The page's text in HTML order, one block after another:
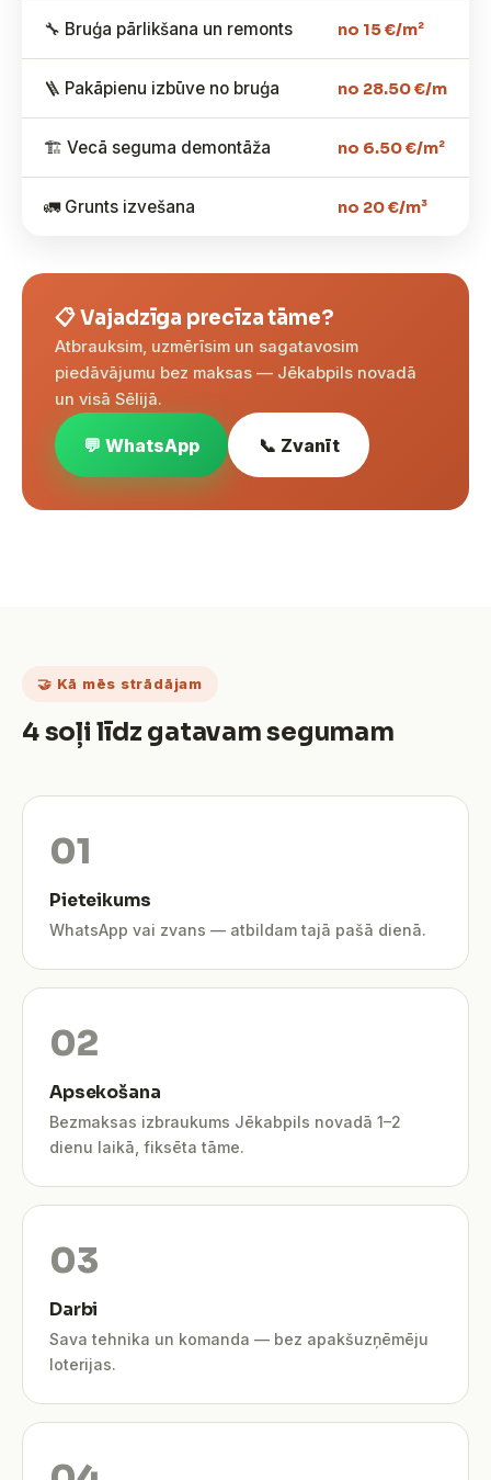
🔧 Bruģa pārlikšana un remonts no 15 €/m²
🪜 Pakāpienu izbūve no bruģa no 28.50 €/m
🏗️ Vecā seguma demontāža no 6.50 €/m²
🚛 Grunts izvešana no 20 €/m³
📋 Vajadzīga precīza tāme?
Atbrauksim, uzmērīsim un sagatavosim
piedāvājumu bez maksas — Jēkabpils novadā
un visā Sēlijā.
💬 WhatsApp 📞 Zvanīt
🤝 Kā mēs strādājam
4 soļi līdz gatavam segumam
Pieteikums
WhatsApp vai zvans — atbildam tajā pašā dienā.
Apsekošana
Bezmaksas izbraukums Jēkabpils novadā 1–2
dienu laikā, fiksēta tāme.
Darbi
Sava tehnika un komanda — bez apakšuzņēmēju
loterijas.